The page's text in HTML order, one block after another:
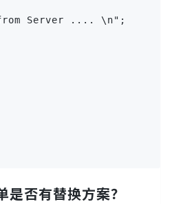
Server .... \n";
否有替换方案？